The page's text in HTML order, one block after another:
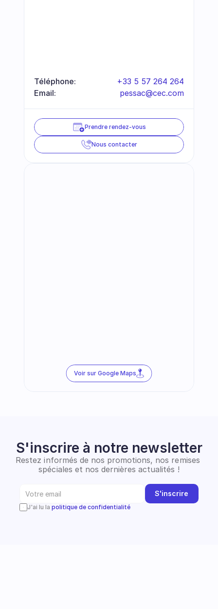
Téléphone:
+33 5 57 264 264
Email:
pessac@cec.com
Prendre rendez-vous
Nous contacter
Voir sur Google Maps
S'inscrire à notre newsletter
Restez informés de nos promotions, nos remises
spéciales et nos dernières actualités !
S'inscrire
J'ai lu la politique de confidentialité